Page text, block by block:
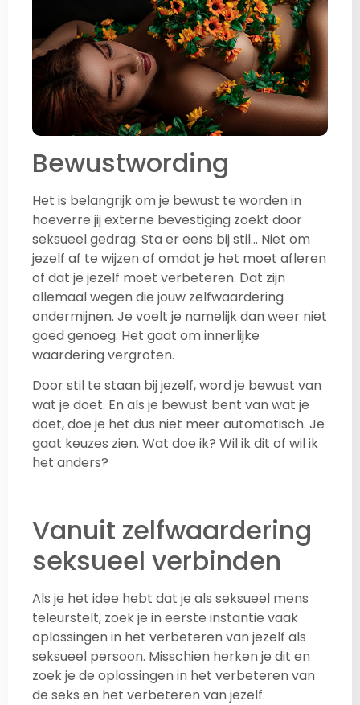
Bewustwording
Het is belangrijk om je bewust te worden in
hoeverre jij externe bevestiging zoekt door
seksueel gedrag. Sta er eens bij stil… Niet om
jezelf af te wijzen of omdat je het moet afleren
of dat je jezelf moet verbeteren. Dat zijn
allemaal wegen die jouw zelfwaardering
ondermijnen. Je voelt je namelijk dan weer niet
goed genoeg. Het gaat om innerlijke
waardering vergroten.
Door stil te staan bij jezelf, word je bewust van
wat je doet. En als je bewust bent van wat je
doet, doe je het dus niet meer automatisch. Je
gaat keuzes zien. Wat doe ik? Wil ik dit of wil ik
het anders?
Vanuit zelfwaardering
seksueel verbinden
Als je het idee hebt dat je als seksueel mens
teleurstelt, zoek je in eerste instantie vaak
oplossingen in het verbeteren van jezelf als
seksueel persoon. Misschien herken je dit en
zoek je de oplossingen in het verbeteren van
de seks en het verbeteren van jezelf.